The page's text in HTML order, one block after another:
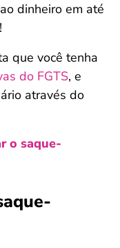
dinheiro em até
que você tenha
do FGTS, e
através do
o saque-